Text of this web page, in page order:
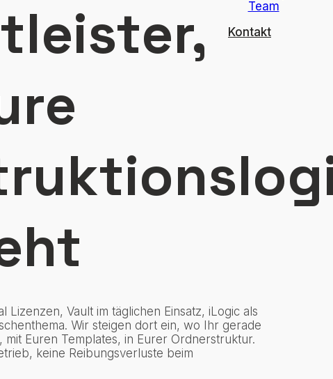
Team
Kontakt
Lizenzen, Vault im täglichen Einsatz, iLogic als
Wir steigen dort ein, wo Ihr gerade
mit Euren Templates, in Eurer Ordnerstruktur.
keine Reibungsverluste beim